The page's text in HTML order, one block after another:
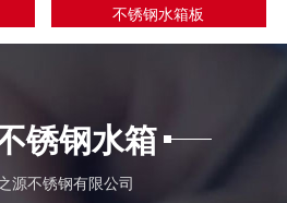
不锈钢水箱板
锈钢水箱
源不锈钢有限公司